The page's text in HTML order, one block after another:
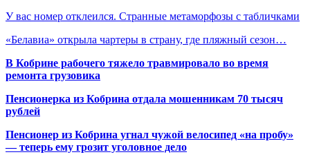
У вас номер отклеился. Странные метаморфозы с табличками
«Белавиа» открыла чартеры в страну, где пляжный сезон…
В Кобрине рабочего тяжело травмировало во время
ремонта грузовика
Пенсионерка из Кобрина отдала мошенникам 70 тысяч
рублей
Пенсионер из Кобрина угнал чужой велосипед «на пробу»
— теперь ему грозит уголовное дело